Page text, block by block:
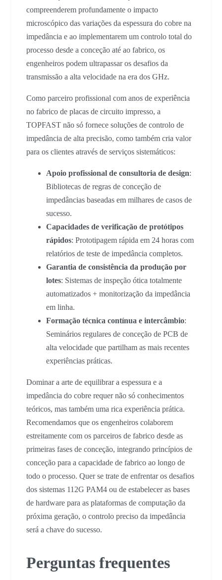
compreenderem profundamente o impacto
microscópico das variações da espessura do cobre na
impedância e ao implementarem um controlo total do
processo desde a conceção até ao fabrico, os
engenheiros podem ultrapassar os desafios da
transmissão a alta velocidade na era dos GHz.
Como parceiro profissional com anos de experiência
no fabrico de placas de circuito impresso, a
TOPFAST não só fornece soluções de controlo de
impedância de alta precisão, como também cria valor
para os clientes através de serviços sistemáticos:
Apoio profissional de consultoria de design:
Bibliotecas de regras de conceção de
impedâncias baseadas em milhares de casos de
sucesso.
Capacidades de verificação de protótipos
rápidos: Prototipagem rápida em 24 horas com
relatórios de teste de impedância completos.
Garantia de consistência da produção por
lotes: Sistemas de inspeção ótica totalmente
automatizados + monitorização da impedância
em linha.
Formação técnica contínua e intercâmbio:
Seminários regulares de conceção de PCB de
alta velocidade que partilham as mais recentes
experiências práticas.
Dominar a arte de equilibrar a espessura e a
impedância do cobre requer não só conhecimentos
teóricos, mas também uma rica experiência prática.
Recomendamos que os engenheiros colaborem
estreitamente com os parceiros de fabrico desde as
primeiras fases de conceção, integrando princípios de
conceção para a capacidade de fabrico ao longo de
todo o processo. Quer se trate de enfrentar os desafios
dos sistemas 112G PAM4 ou de estabelecer as bases
de hardware para as plataformas de computação da
próxima geração, o controlo preciso da impedância
será a chave do sucesso.
Perguntas frequentes